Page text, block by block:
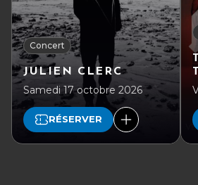
Concert
JULIEN CLERC
Samedi 17 octobre 2026
RÉSERVER